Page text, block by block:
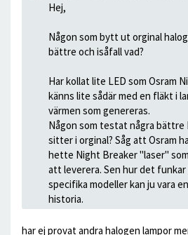
Hej,
Någon som bytt ut orginal
bättre och isåfall vad?
Har kollat lite LED som Osram
känns lite sådär med en fläkt i
värmen som genereras.
Någon som testat några bättre
sitter i orginal? Såg att Osram
hette Night Breaker "laser"
att leverera. Sen hur det
specifika modeller kan ju vara
historia.
har ej provat andra halogen lampor